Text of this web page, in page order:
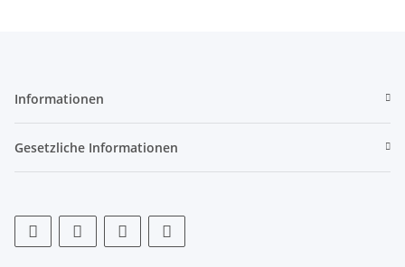
Informationen
Gesetzliche Informationen